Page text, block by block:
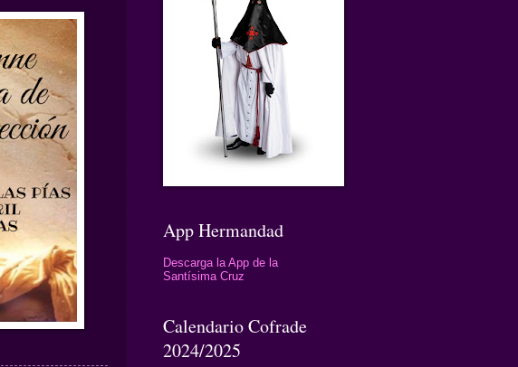
App Hermandad
Descarga la App de la
Santísima Cruz
Calendario Cofrade
2024/2025